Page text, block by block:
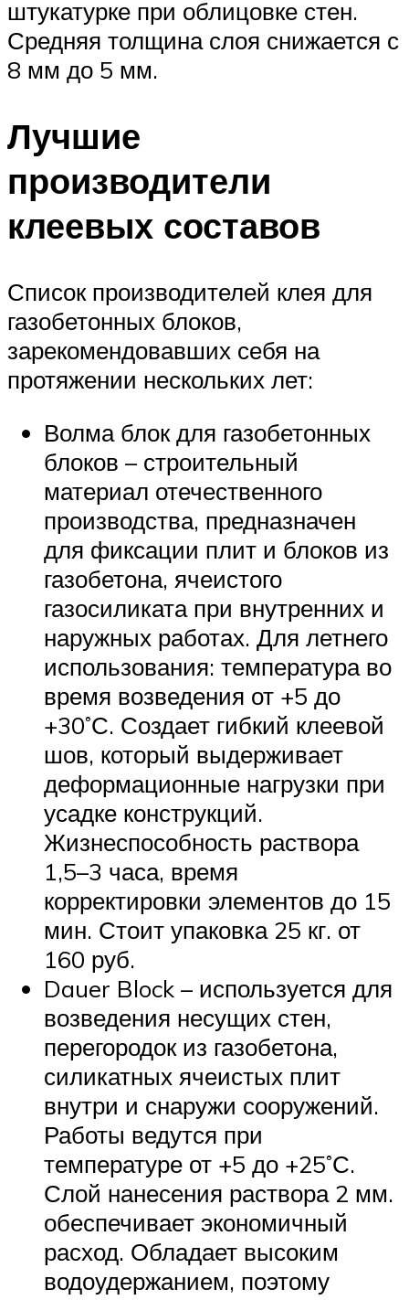
штукатурке при облицовке стен.
Средняя толщина слоя снижается с
8 мм до 5 мм.
Лучшие
производители
клеевых составов
Список производителей клея для
газобетонных блоков,
зарекомендовавших себя на
протяжении нескольких лет:
Волма блок для газобетонных
блоков – строительный
материал отечественного
производства, предназначен
для фиксации плит и блоков из
газобетона, ячеистого
газосиликата при внутренних и
наружных работах. Для летнего
использования: температура во
время возведения от +5 до
+30˚С. Создает гибкий клеевой
шов, который выдерживает
деформационные нагрузки при
усадке конструкций.
Жизнеспособность раствора
1,5–3 часа, время
корректировки элементов до 15
мин. Стоит упаковка 25 кг. от
160 руб.
Dauer Block – используется для
возведения несущих стен,
перегородок из газобетона,
силикатных ячеистых плит
внутри и снаружи сооружений.
Работы ведутся при
температуре от +5 до +25˚С.
Слой нанесения раствора 2 мм.
обеспечивает экономичный
расход. Обладает высоким
водоудержанием, поэтому